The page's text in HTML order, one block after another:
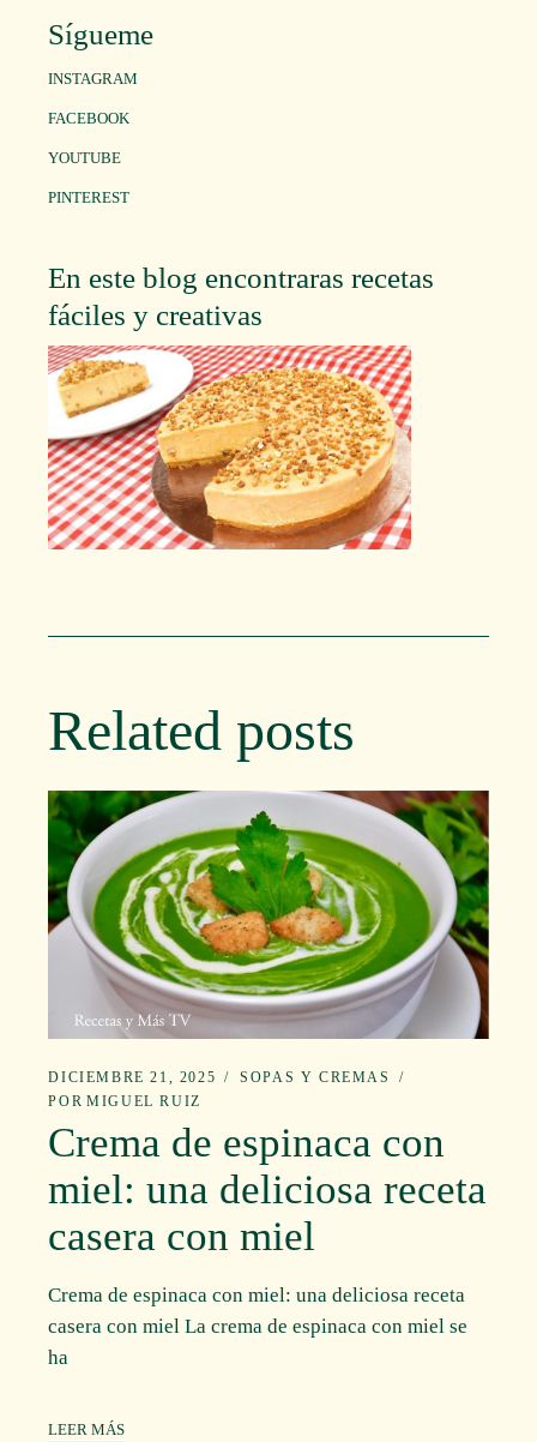
Sígueme
INSTAGRAM
FACEBOOK
YOUTUBE
PINTEREST
En este blog encontraras recetas
fáciles y creativas
Related posts
DICIEMBRE 21, 2025
SOPAS Y CREMAS
POR MIGUEL RUIZ
Crema de espinaca con
miel: una deliciosa receta
casera con miel
Crema de espinaca con miel: una deliciosa receta
casera con miel La crema de espinaca con miel se
ha
LEER MÁS